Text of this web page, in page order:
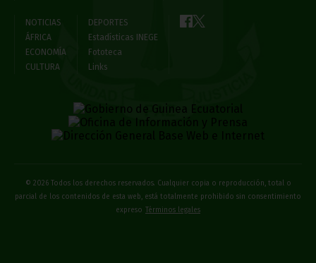
NOTICIAS
ÁFRICA
ECONOMÍA
CULTURA
DEPORTES
Estadísticas INEGE
Fototeca
Links
© 2026 Todos los derechos reservados. Cualquier copia o reproducción, total o
parcial de los contenidos de esta web, está totalmente prohibido sin consentimiento
expreso Términos legales